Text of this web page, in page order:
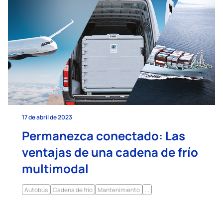
17 de abril de 2023
Permanezca conectado: Las
ventajas de una cadena de frío
multimodal
Autobús Cadena de frío Mantenimiento